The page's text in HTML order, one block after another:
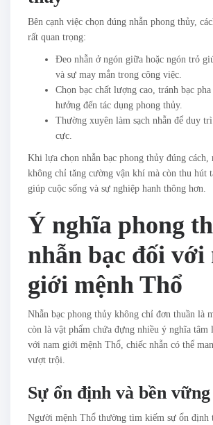
Bên cạnh việc chọn đúng nhẫn phong thủy,
rất quan trọng:
Đeo nhẫn ở ngón giữa hoặc ngón trỏ
và sự may mắn trong công việc.
Chọn bạc chất lượng cao, tránh bạc
hưởng đến tác dụng phong thủy.
Thường xuyên làm sạch nhẫn để duy
cực.
Khi lựa chọn nhẫn bạc phong thủy đúng cách,
không chỉ tăng cường vận khí mà còn thu hút
giúp cuộc sống và sự nghiệp hanh thông hơn.
Ý nghĩa phong
nhẫn bạc đối với
giới mệnh Thổ
Nhẫn bạc phong thủy không chỉ đơn thuần là
còn là vật phẩm chứa đựng nhiều ý nghĩa
với nam giới mệnh Thổ, chiếc nhẫn có thể
vượt trội.
Sự ổn định và bền vững
Người mệnh Thổ thường tìm kiếm sự ổn định